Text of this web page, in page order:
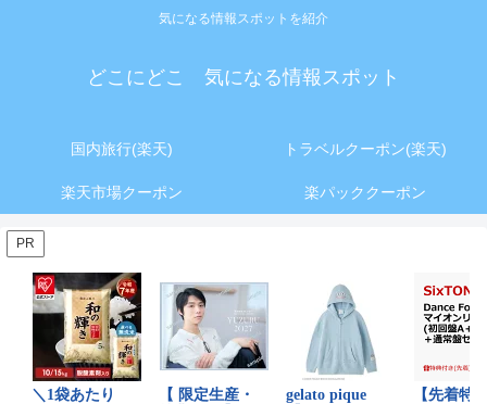
気になる情報スポットを紹介
どこにどこ 気になる情報スポット
国内旅行(楽天) トラベルクーポン(楽天)
楽天市場クーポン 楽パッククーポン
PR